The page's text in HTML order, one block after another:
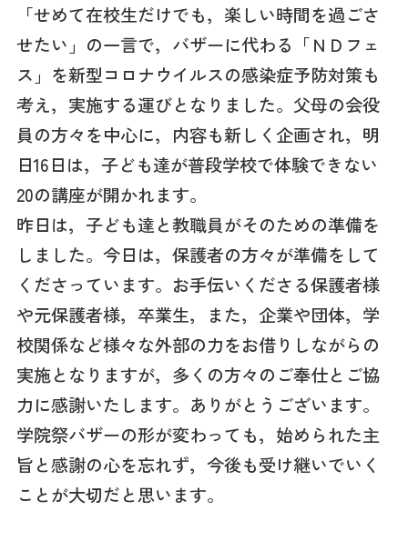
「せめて在校生だけでも，楽しい時間を過ごさ
せたい」の一言で，バザーに代わる「ＮＤフェ
ス」を新型コロナウイルスの感染症予防対策も
考え，実施する運びとなりました。父母の会役
員の方々を中心に，内容も新しく企画され，明
日16日は，子ども達が普段学校で体験できない
20の講座が開かれます。
昨日は，子ども達と教職員がそのための準備を
しました。今日は，保護者の方々が準備をして
くださっています。お手伝いくださる保護者様
や元保護者様，卒業生，また，企業や団体，学
校関係など様々な外部の力をお借りしながらの
実施となりますが，多くの方々のご奉仕とご協
力に感謝いたします。ありがとうございます。
学院祭バザーの形が変わっても，始められた主
旨と感謝の心を忘れず，今後も受け継いでいく
ことが大切だと思います。